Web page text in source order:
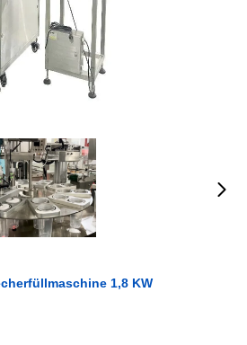
1,8 KW